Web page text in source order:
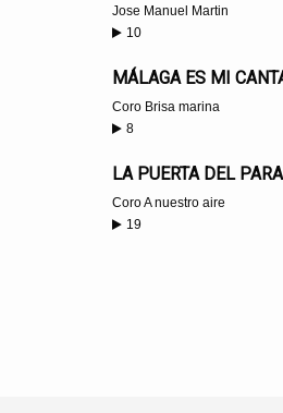
Jose Manuel Martin
10
MÁLAGA ES MI
Coro Brisa marina
8
LA PUERTA DEL
Coro A nuestro aire
19